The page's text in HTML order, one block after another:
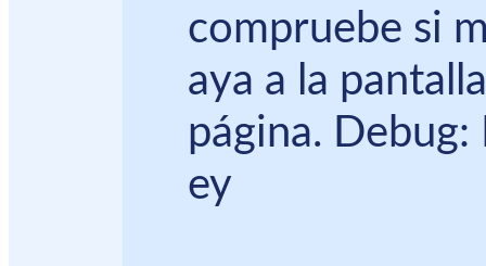
compruebe si
aya a la
página.
ey